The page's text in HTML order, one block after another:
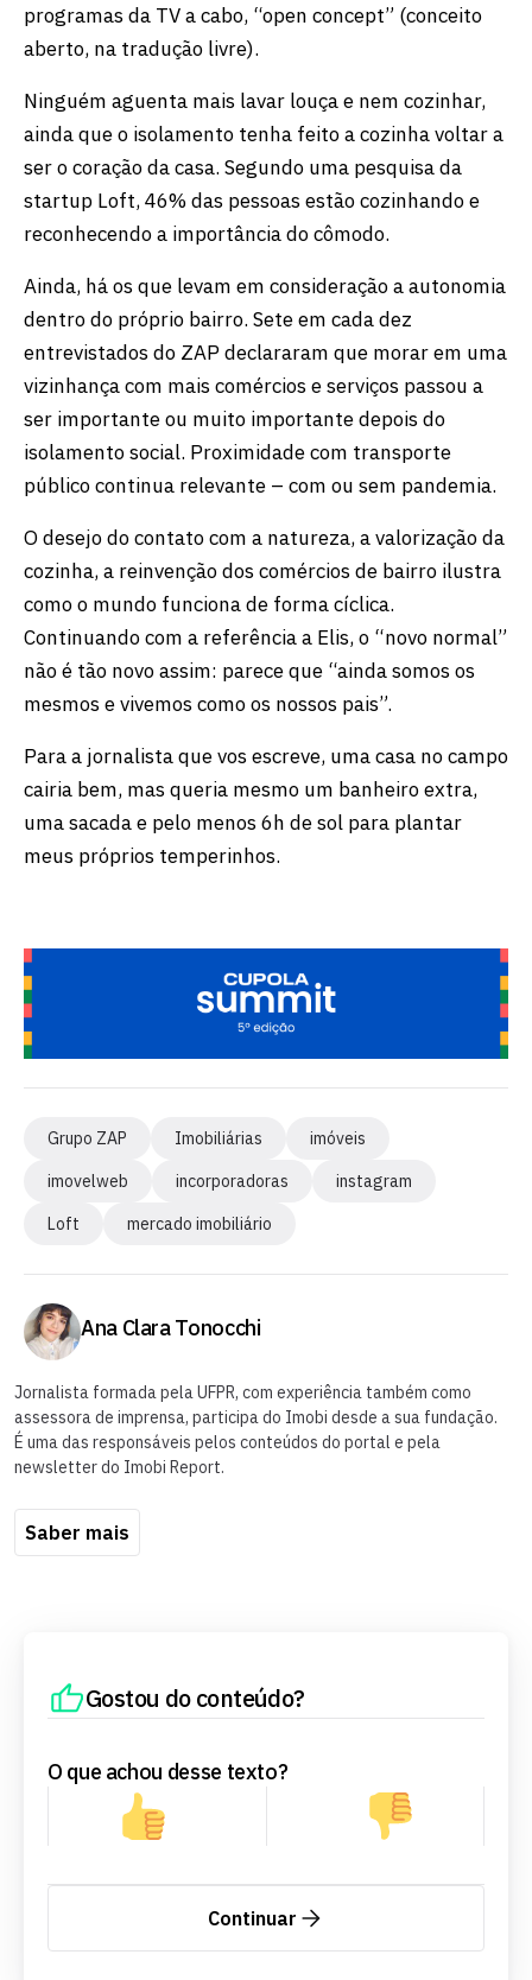
programas da TV a cabo, “open concept” (conceito
aberto, na tradução livre).
Ninguém aguenta mais lavar louça e nem cozinhar,
ainda que o isolamento tenha feito a cozinha voltar a
ser o coração da casa. Segundo uma pesquisa da
startup Loft, 46% das pessoas estão cozinhando e
reconhecendo a importância do cômodo.
Ainda, há os que levam em consideração a autonomia
dentro do próprio bairro. Sete em cada dez
entrevistados do ZAP declararam que morar em uma
vizinhança com mais comércios e serviços passou a
ser importante ou muito importante depois do
isolamento social. Proximidade com transporte
público continua relevante – com ou sem pandemia.
O desejo do contato com a natureza, a valorização da
cozinha, a reinvenção dos comércios de bairro ilustra
como o mundo funciona de forma cíclica.
Continuando com a referência a Elis, o “novo normal”
não é tão novo assim: parece que “ainda somos os
mesmos e vivemos como os nossos pais”.
Para a jornalista que vos escreve, uma casa no campo
cairia bem, mas queria mesmo um banheiro extra,
uma sacada e pelo menos 6h de sol para plantar
meus próprios temperinhos.
Grupo ZAP Imobiliárias
imóveis
imovelweb
incorporadoras
instagram
Loft
mercado imobiliário
Ana Clara Tonocchi
Jornalista formada pela UFPR, com experiência também como
assessora de imprensa, participa do Imobi desde a sua fundação.
É uma das responsáveis pelos conteúdos do portal e pela
newsletter do Imobi Report.
Saber mais
Gostou do conteúdo?
O que achou desse texto?
Continuar